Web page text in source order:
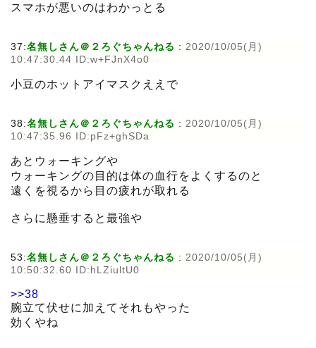
スマホが悪いのはわかっとる
37:名無しさん＠２ろぐちゃんねる : 2020/10/05(月)
10:47:30.44 ID:w+FJnX4o0
小豆のホットアイマスクええで
38:名無しさん＠２ろぐちゃんねる : 2020/10/05(月)
10:47:35.96 ID:pFz+ghSDa
あとウォーキングや
ウォーキングの目的は体の血行をよくするのと
遠くを視るから目の疲れが取れる
さらに懸垂すると最強や
53:名無しさん＠２ろぐちゃんねる : 2020/10/05(月)
10:50:32.60 ID:hLZiultU0
>>38
腕立て伏せに加えてそれもやった
効くやね